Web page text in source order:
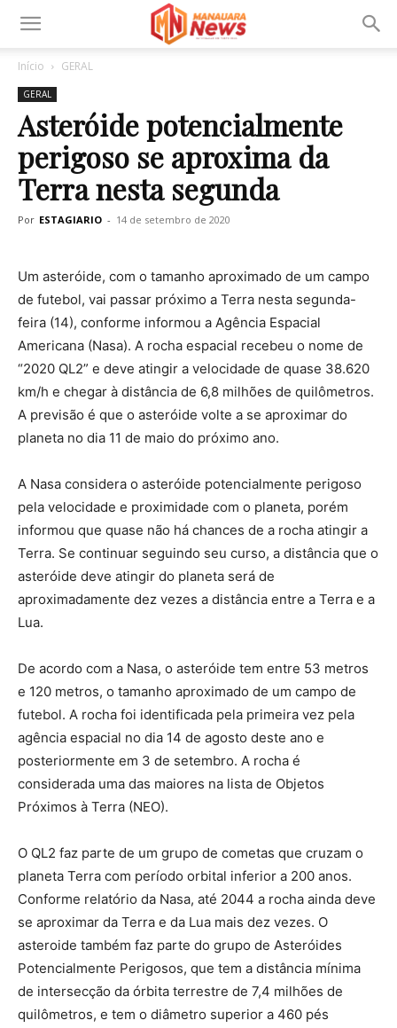
Início GERAL
GERAL
Asteróide potencialmente
perigoso se aproxima da
Terra nesta segunda
Por ESTAGIARIO - 14 de setembro de 2020
Um asteróide, com o tamanho aproximado de um campo
de futebol, vai passar próximo a Terra nesta segunda-
feira (14), conforme informou a Agência Espacial
Americana (Nasa). A rocha espacial recebeu o nome de
“2020 QL2” e deve atingir a velocidade de quase 38.620
km/h e chegar à distância de 6,8 milhões de quilômetros.
A previsão é que o asteróide volte a se aproximar do
planeta no dia 11 de maio do próximo ano.
A Nasa considera o asteróide potencialmente perigoso
pela velocidade e proximidade com o planeta, porém
informou que quase não há chances de a rocha atingir a
Terra. Se continuar seguindo seu curso, a distância que o
asteróide deve atingir do planeta será de
aproximadamente dez vezes a distância entre a Terra e a
Lua.
De acordo com a Nasa, o asteróide tem entre 53 metros
e 120 metros, o tamanho aproximado de um campo de
futebol. A rocha foi identificada pela primeira vez pela
agência espacial no dia 14 de agosto deste ano e
posteriormente em 3 de setembro. A rocha é
considerada uma das maiores na lista de Objetos
Próximos à Terra (NEO).
O QL2 faz parte de um grupo de cometas que cruzam o
planeta Terra com período orbital inferior a 200 anos.
Conforme relatório da Nasa, até 2044 a rocha ainda deve
se aproximar da Terra e da Lua mais dez vezes. O
asteroide também faz parte do grupo de Asteróides
Potencialmente Perigosos, que tem a distância mínima
de intersecção da órbita terrestre de 7,4 milhões de
quilômetros, e tem o diâmetro superior a 460 pés